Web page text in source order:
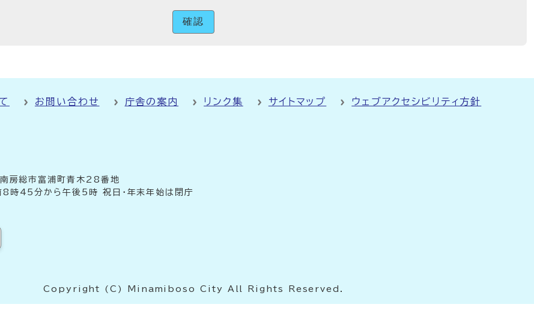
確認
お問い合わせ 庁舎の案内 リンク集 サイトマップ ウェブアクセシビリティ方針
房総市富浦町青木28番地
8時45分から午後5時 祝日・年末年始は閉庁
Copyright (C) Minamiboso City All Rights Reserved.